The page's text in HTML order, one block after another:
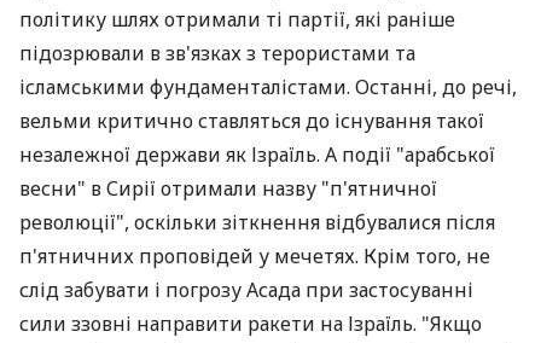
політику шлях отримали ті партії, які раніше
підозрювали в зв'язках з терористами та
ісламськими фундаменталістами. Останні, до речі,
вельми критично ставляться до існування такої
незалежної держави як Ізраїль. А події "арабської
весни" в Сирії отримали назву "п'ятничної
революції", оскільки зіткнення відбувалися після
п'ятничних проповідей у мечетях. Крім того, не
слід забувати і погрозу Асада при застосуванні
сили ззовні направити ракети на Ізраїль. "Якщо